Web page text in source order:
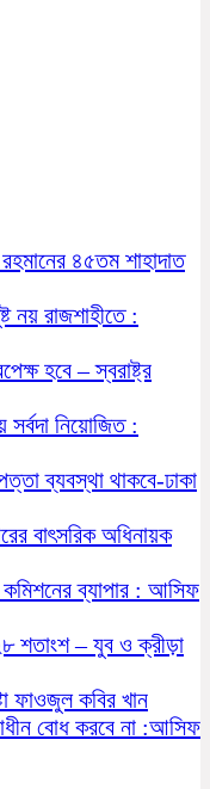
৪৫তম শাহাদাত
নয় রাজশাহীতে :
হবে – স্বরাষ্ট্র
সর্বদা নিয়োজিত :
ব্যবস্থা থাকবে-ঢাকা
বাৎসরিক অধিনায়ক
কমিশনের ব্যাপার : আসিফ
২৮ শতাংশ – যুব ও ক্রীড়া
ফাওজুল কবির খান
বোধ করবে না :আসিফ